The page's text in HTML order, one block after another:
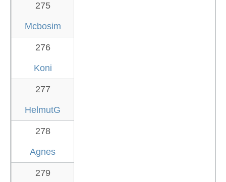
275
Mcbosim
276
Koni
277
HelmutG
278
Agnes
279